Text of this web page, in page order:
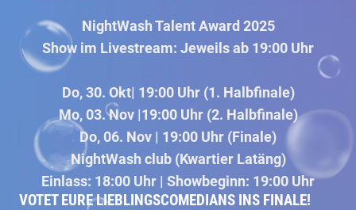
NightWash Talent Award 2025
Show im Livestream: Jeweils ab 19:00 Uhr
Do, 30. Okt| 19:00 Uhr (1. Halbfinale)
Mo, 03. Nov |19:00 Uhr (2. Halbfinale)
Do, 06. Nov | 19:00 Uhr (Finale)
NightWash club (Kwartier Latäng)
Einlass: 18:00 Uhr | Showbeginn: 19:00 Uhr
VOTET EURE LIEBLINGSCOMEDIANS INS FINALE!